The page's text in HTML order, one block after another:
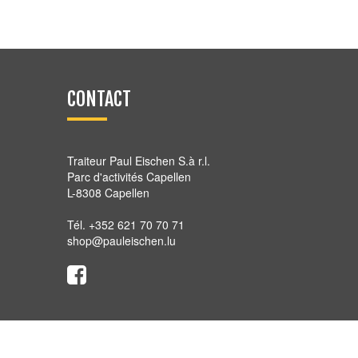
CONTACT
Traiteur Paul Eischen S.à r.l.
Parc d'activités Capellen
L-8308 Capellen
Tél. +352 621 70 70 71
shop@pauleischen.lu